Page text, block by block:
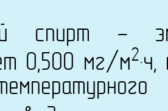
спирт -
0,500 мг/м2